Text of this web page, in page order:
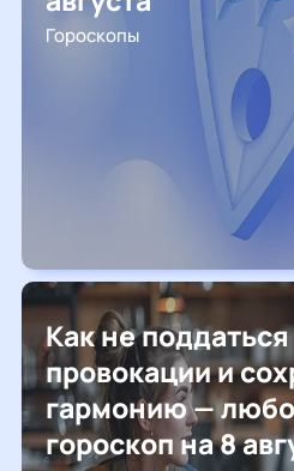
Гороскопы
Как не
провокации и
гармонию —
гороскоп на 8